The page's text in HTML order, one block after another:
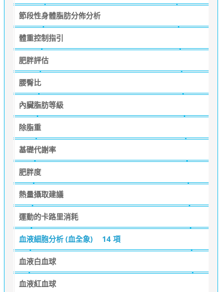
節段性身體脂肪分佈分析
體重控制指引
肥胖評估
腰臀比
內臟脂肪等級
除脂重
基礎代謝率
肥胖度
熱量攝取建議
運動的卡路里消耗
血液細胞分析 (血全象) 14 項
血液白血球
血液紅血球